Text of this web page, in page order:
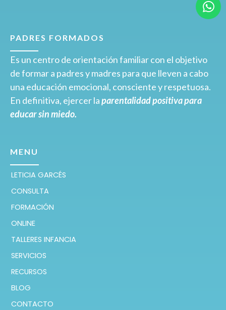
PADRES FORMADOS
Es un centro de orientación familiar con el objetivo
de formar a padres y madres para que lleven a cabo
una educación emocional, consciente y respetuosa.
En definitiva, ejercer laparentalidad positiva para
educar sin miedo.
MENU
LETICIA GARCÉS
CONSULTA
FORMACIÓN
ONLINE
TALLERES INFANCIA
SERVICIOS
RECURSOS
BLOG
CONTACTO